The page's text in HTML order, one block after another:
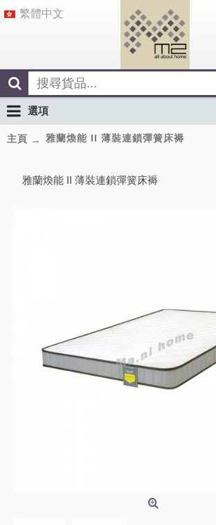
繁體中文
選項
主頁 雅蘭煥能 II 薄裝連鎖彈簧床褥
雅蘭煥能 II 薄裝連鎖彈簧床褥